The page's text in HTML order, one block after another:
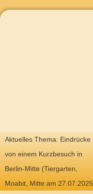
Aktuelles Thema: Eindrücke
von einem Kurzbesuch in
Berlin-Mitte (Tiergarten,
Moabit, Mitte am 27.07.2025